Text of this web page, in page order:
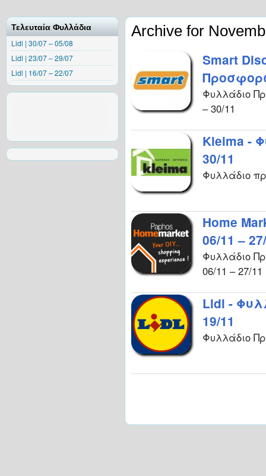
Τελευταία Φυλλάδια
Lidl | 30/07 – 05/08
Lidl | 23/07 – 29/07
Lidl | 16/07 – 22/07
Archive for
Smart
Φυλλάδιο
– 30/11
Kleima -
30/11
Φυλλάδιο
Home
06/11 –
Φυλλάδιο
06/11 – 27/11
Lidl -
19/11
Φυλλάδιο